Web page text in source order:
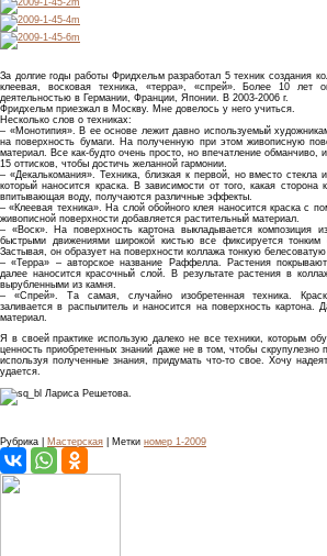
За долгие годы работы Фридхельм разработал 5 техник создания
клеевая, восковая техника, «терра», «спрей». Более 10 лет
деятельностью в Германии, Франции, Японии. В 2003-2006 г.
Фридхельм приезжал в Москву. Мне довелось у него учиться.
Несколько слов о техниках:
– «Монотипия». В ее основе лежит давно используемый
на поверхность бумаги. На полученную при этом живописную
материал. Все как-будто очень просто, но впечатление обманчиво,
15 оттисков, чтобы достичь желанной гармонии.
– «Декалькомания». Техника, близкая к первой, но вместо стекла
который наносится краска. В зависимости от того, какая сторона
впитывающая воду, получаются различные эффекты.
– «Клеевая техника». На слой обойного клея наносится краска с
живописной поверхности добавляется растительный материал.
– «Воск». На поверхность картона выкладывается композиция
быстрыми движениями широкой кистью все фиксируется тонким
Застывая, он образует на поверхности коллажа тонкую
– «Терра» – авторское название Раффелла. Растения
далее наносится красочный слой. В результате растения в
вырубленными из камня.
– «Спрей». Та самая, случайно изобретенная техника.
заливается в распылитель и наносится на поверхность картона.
материал.
Я в своей практике использую далеко не все техники, которым
ценность приобретенных знаний даже не в том, чтобы скрупулезно
используя полученные знания, придумать что-то свое. Хочу
удается.
Лариса Решетова.
Рубрика | Мастерская | Метки номер 1-2009